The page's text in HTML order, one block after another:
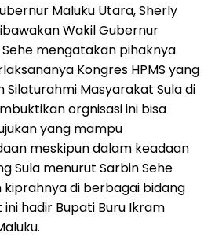
Maluku Utara, Sherly
Wakil Gubernur
mengatakan pihaknya
Kongres HPMS yang
Silaturahmi Masyarakat Sula di
orgnisasi ini bisa
yang mampu
meskipun dalam keadaan
Sula menurut Sarbin Sehe
di berbagai bidang
hadir Bupati Buru Ikram